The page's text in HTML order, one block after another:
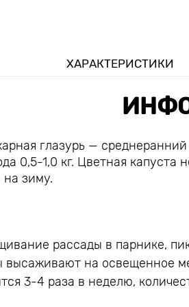
ХАРАКТЕРИСТИКИ
глазурь —
0,5-1,0 кг. Цветная
на зиму.
рассады в парнике,
на освещенное
3-4 раза в неделю,